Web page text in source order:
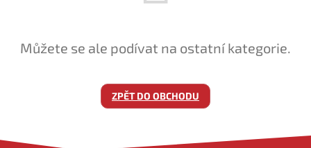
Můžete se ale podívat na ostatní kategorie.
ZPĚT DO OBCHODU